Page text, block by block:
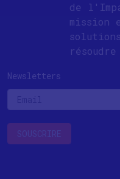
de
mission
Newsletters